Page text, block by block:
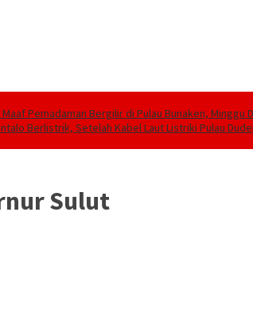
Pemadaman Bergilir di Pulau Bunaken, Minggu
Berlistrik, Setelah Kabel Laut Listriki Pulau
Sulut